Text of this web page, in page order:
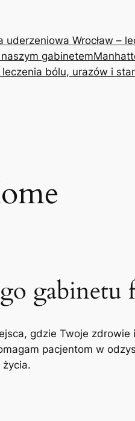
uderzeniowa Wrocław –
gabinetem
bólu, urazów i
gabinetu
gdzie Twoje
pacjentom w
życia.